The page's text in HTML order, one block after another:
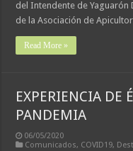
del Intendente de Yaguarón
de la Asociación de
Read More »
EXPERIENCIA DE
PANDEMIA
06/05/2020
Comunicados, COVID19,